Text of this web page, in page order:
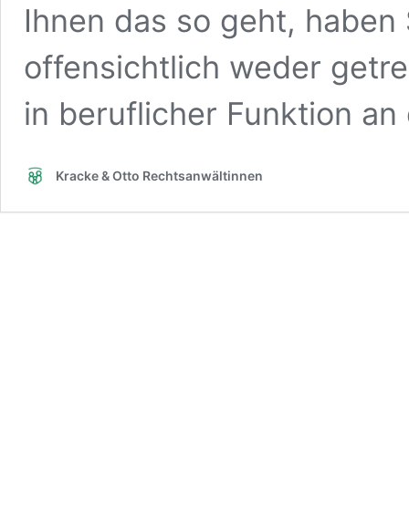
Ihnen das so geht, haben
offensichtlich weder
in beruflicher Funktion
Kracke & Otto Rechtsanwältinnen